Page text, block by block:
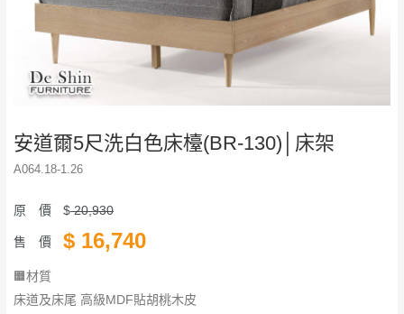
安道爾5尺洗白色床檯(BR-130)│床架
A064.18-1.26
原 價 $20,930
售 價 $ 16,740
🟧材質
床道及床尾 高級MDF貼胡桃木皮